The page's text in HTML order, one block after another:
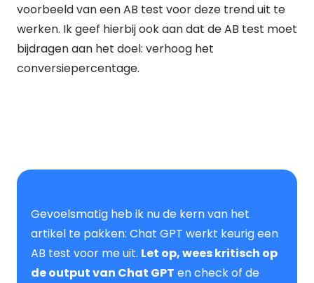
voorbeeld van een AB test voor deze trend uit te
werken. Ik geef hierbij ook aan dat de AB test moet
bijdragen aan het doel: verhoog het
conversiepercentage.
Gevoelsmatig heb ik nu de kern van het
artikel te pakken: Chat GPT werkt keurig een
AB test voor me uit. Let op, wees kritisch op
de output van Chat GPT en check of de